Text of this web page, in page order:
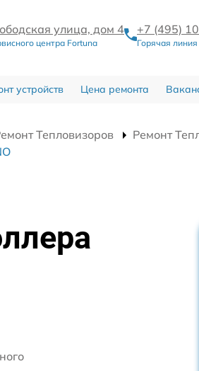
улица, дом 4
центра Fortuna
+7 (495)
Горячая линия
устройств Цена ремонта
Тепловизоров
Ремонт